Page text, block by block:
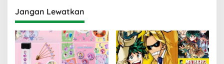
Jangan Lewatkan